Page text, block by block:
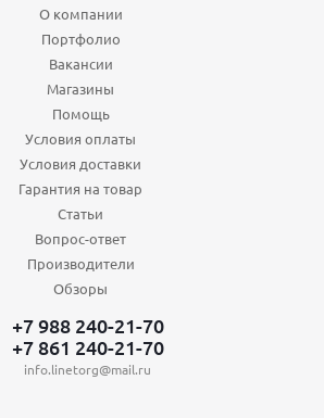
О компании
Портфолио
Вакансии
Магазины
Помощь
Условия оплаты
Условия доставки
Гарантия на товар
Статьи
Вопрос-ответ
Производители
Обзоры
+7 988 240-21-70
+7 861 240-21-70
info.linetorg@mail.ru